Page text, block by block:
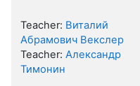
Teacher: Виталий
Абрамович Векслер
Teacher: Александр
Тимонин